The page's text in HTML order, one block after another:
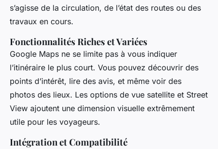
s’agisse de la circulation, de l’état des routes ou des
travaux en cours.
Fonctionnalités Riches et Variées
Google Maps ne se limite pas à vous indiquer
l’itinéraire le plus court. Vous pouvez découvrir des
points d’intérêt, lire des avis, et même voir des
photos des lieux. Les options de vue satellite et Street
View ajoutent une dimension visuelle extrêmement
utile pour les voyageurs.
Intégration et Compatibilité